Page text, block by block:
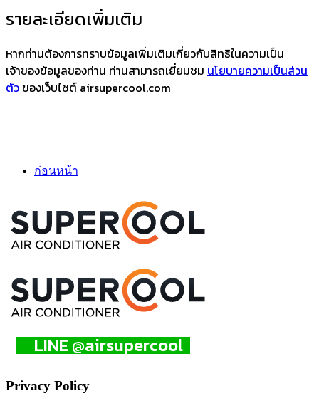
รายละเอียดเพิ่มเติม
หากท่านต้องการทราบข้อมูลเพิ่มเติมเกี่ยวกับสิทธิในความเป็น
เจ้าของข้อมูลของท่าน ท่านสามารถเยี่ยมชม นโยบายความเป็นส่วน
ตัวของเว็บไซต์ airsupercool.com
ก่อนหน้า
LINE @airsupercool
Privacy Policy